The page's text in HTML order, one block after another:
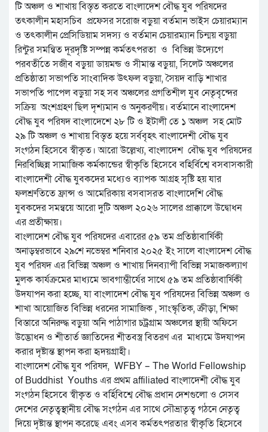
টি অঞ্চল ও শাখায় বিস্তৃত করতে বাংলাদেশ বৌদ্ধ যুব পরিষদের
তৎকালীন মহাসচিব প্রফেসর সরোজ বড়ুয়া বর্তমান ভাইস চেয়ারম্যান
ও তৎকালীন প্রেসিডিয়াম সদস্য ও বর্তমান চেয়ারম্যান চিন্ময় বড়ুয়া
রিন্টুর সমন্বিত দূরদৃষ্টি সম্পন্ন কর্মতৎপরতা ও বিভিন্ন উদ্যেগে
পরবর্তীতে সজীব বড়ুয়া ডায়মন্ড ও সীমান্ত বড়ুয়া, সিলেট অঞ্চলের
প্রতিষ্ঠাতা সভাপতি সাংবাদিক উৎফল বড়ুয়া, সৈয়দ বাড়ি শাখার
সভাপতি পাপেল বড়ুয়া সহ সব অঞ্চলের প্রগতিশীল যুব নেতৃবৃন্দের
সক্রিয় অংশগ্রহণ ছিল দৃশ্যমান ও অনুকরণীয়। বর্তমানে বাংলাদেশ
বৌদ্ধ যুব পরিষদ বাংলাদেশে ২৮ টি ও ইটালী তে ১ অঞ্চল সহ মোট
২৯ টি অঞ্চল ও শাখায় বিস্তৃত হয়ে সর্ববৃহৎ বাংলাদেশী বৌদ্ধ যুব
সংগঠন হিসেবে স্বীকৃত। আরো উল্লেখ্য, বাংলাদেশ বৌদ্ধ যুব পরিষদের
নিরবিচ্ছিন্ন সামাজিক কর্মকান্ডের স্বীকৃতি হিসেবে বহির্বিশ্বে বসবাসকারী
বাংলাদেশী বৌদ্ধ যুবকদের মধ্যেও ব্যাপক আগ্রহ সৃষ্টি হয় যার
ফলশ্রুতিতে ফ্রান্স ও আমেরিকায় বসবাসরত বাংলাদেশি বৌদ্ধ
যুবকদের সমন্বয়ে আরো দুটি অঞ্চল ২০২৬ সালের প্রাক্কালে উদ্বোধন
এর প্রতীক্ষায়।
বাংলাদেশ বৌদ্ধ যুব পরিষদের এবারের ৫৯ তম প্রতিষ্ঠাবার্ষিকী
অনাড়ম্বরভাবে ২৯শে নভেম্বর শনিবার ২০২৫ ইং সালে বাংলাদেশ বৌদ্ধ
যুব পরিষদ এর বিভিন্ন অঞ্চল ও শাখায় দিনব্যাপী বিভিন্ন সমাজকল্যাণ
মুলক কার্যক্রমের মাধ্যমে ভাবগাম্ভীর্যের সাথে ৫৯ তম প্রতিষ্ঠাবার্ষিকী
উদযাপন করা হচ্ছে, যা বাংলাদেশ বৌদ্ধ যুব পরিষদের বিভিন্ন অঞ্চল ও
শাখা আয়োজিত বিভিন্ন ধরনের সামাজিক , সাংস্কৃতিক, ক্রীড়া, শিক্ষা
বিস্তারে অনিরুদ্ধ বড়ুয়া অনি পাঠাগার চট্রগ্রাম অঞ্চলের স্থায়ী অফিসে
উদ্ভোধন ও শীতার্ত জ্ঞাতিদের শীতবস্ত্র বিতরণ এর মাধ্যমে উদযাপন
করার দৃষ্টান্ত স্থাপন করা হৃদয়গ্রাহী।
বাংলাদেশ বৌদ্ধ যুব পরিষদ, WFBY – The World Fellowship
of Buddhist Youths এর প্রথম affiliated বাংলাদেশী বৌদ্ধ যুব
সংগঠন হিসেবে স্বীকৃত ও বর্হিবিশ্বে বৌদ্ধ প্রধান দেশগুলো ও সেসব
দেশের নেতৃত্বস্থানীয় বৌদ্ধ সংগঠন এর সাথে সৌভ্রাতৃত্ব গঠনে নেতৃত্ব
দিয়ে দৃষ্টান্ত স্থাপন করেছে এবং এসব কর্মতৎপরতার স্বীকৃতি হিসেবে